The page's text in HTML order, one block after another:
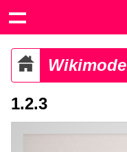
Wikimode
1.2.3